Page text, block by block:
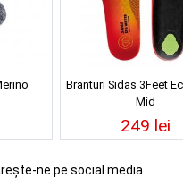
Branturi Sidas 3Feet
Mid
249 lei
ne pe social media